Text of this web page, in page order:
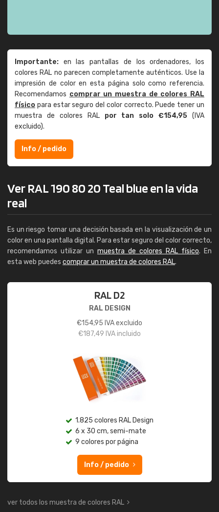
Importante: en las pantallas de los ordenadores, los
colores RAL no parecen completamente auténticos. Use la
impresión de color en esta página solo como referencia.
Recomendamos comprar un muestra de colores RAL
físico para estar seguro del color correcto. Puede tener un
muestra de colores RAL por tan solo €154,95 (IVA
excluido).
Info / pedido
Ver RAL 190 80 20 Teal blue en la vida
real
Es un riesgo tomar una decisión basada en la visualización de un
color en una pantalla digital. Para estar seguro del color correcto,
recomendamos utilizar un muestra de colores RAL físico. En
esta web puedes comprar un muestra de colores RAL.
RAL D2
RAL DESIGN
€154,95 IVA excluido
€187,49 IVA incluido
1.825 colores RAL Design
6 x 30 cm, semi-mate
9 colores por página
Info / pedido
ver todos los muestra de colores RAL